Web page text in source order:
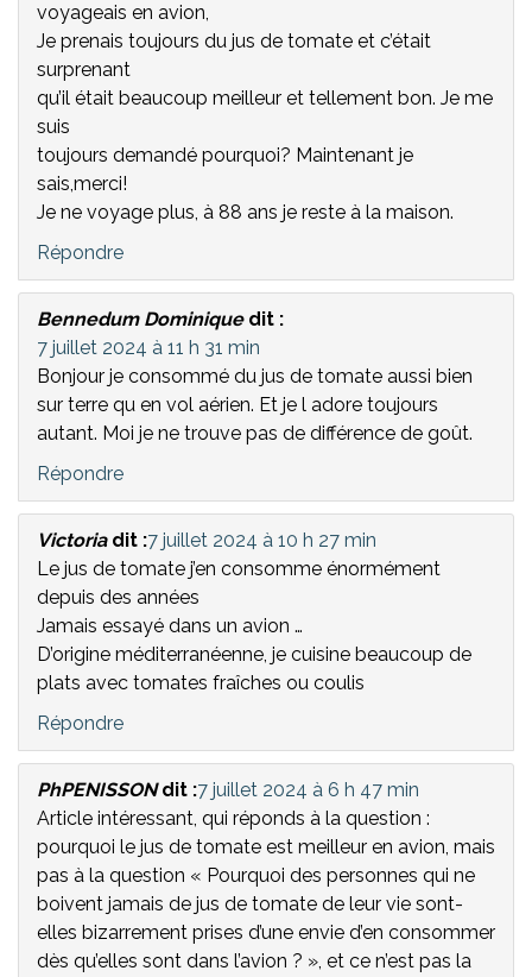
voyageais en avion,
Je prenais toujours du jus de tomate et c’était
surprenant
qu’il était beaucoup meilleur et tellement bon. Je me
suis
toujours demandé pourquoi? Maintenant je
sais,merci!
Je ne voyage plus, à 88 ans je reste à la maison.
Répondre
Bennedum Dominique dit :
7 juillet 2024 à 11 h 31 min
Bonjour je consommé du jus de tomate aussi bien
sur terre qu en vol aérien. Et je l adore toujours
autant. Moi je ne trouve pas de différence de goût.
Répondre
Victoria dit :7 juillet 2024 à 10 h 27 min
Le jus de tomate j’en consomme énormément
depuis des années
Jamais essayé dans un avion …
D’origine méditerranéenne, je cuisine beaucoup de
plats avec tomates fraîches ou coulis
Répondre
PhPENISSON dit :7 juillet 2024 à 6 h 47 min
Article intéressant, qui réponds à la question :
pourquoi le jus de tomate est meilleur en avion, mais
pas à la question « Pourquoi des personnes qui ne
boivent jamais de jus de tomate de leur vie sont-
elles bizarrement prises d’une envie d’en consommer
dès qu’elles sont dans l’avion ? », et ce n’est pas la